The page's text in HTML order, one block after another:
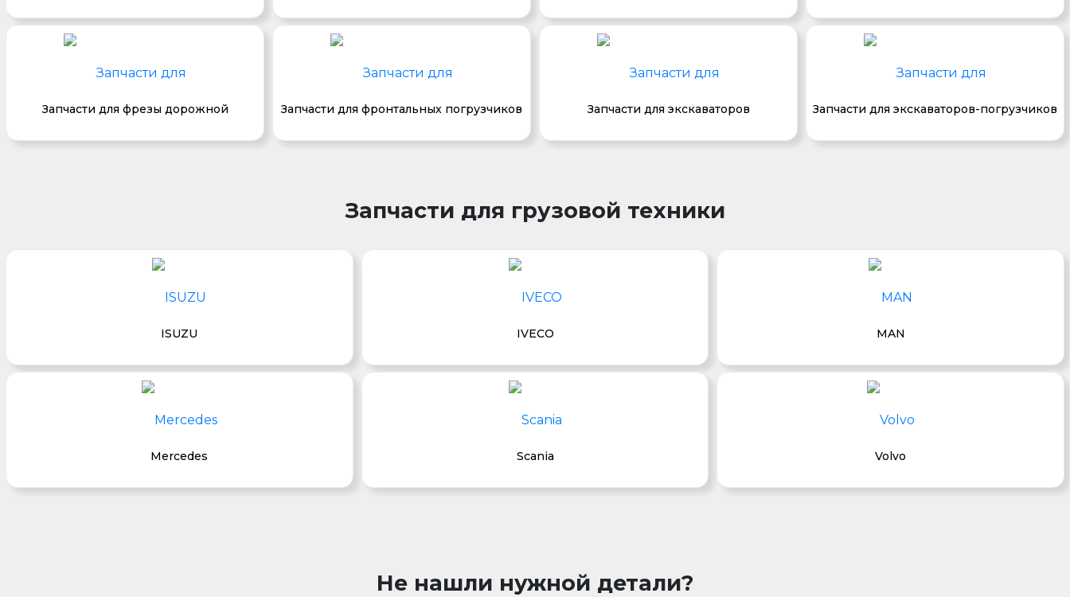
Запчасти для фрезы дорожной Запчасти для фронтальных погрузчиков Запчасти для экскаваторов Запчасти для экскаваторов-погрузчиков
Запчасти для грузовой техники
ISUZU IVECO MAN
Mercedes Scania Volvo
Не нашли нужной детали?